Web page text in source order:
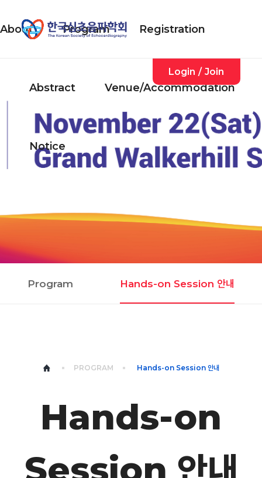
About Program Registration
Abstract Venue/Accommodation
Notice
Login / Join
Program Hands-on Session 안내
PROGRAM Hands-on Session 안내
Hands-on